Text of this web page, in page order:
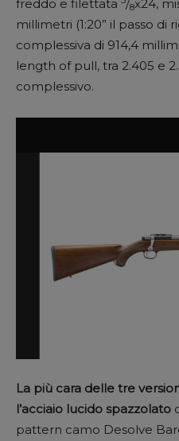
freddo e filettata /8x24,
millimetri (1:20” il passo di
complessiva di 914,4
length of pull, tra 2.405 e
complessivo.
La più cara delle tre
l’acciaio lucido spazzolato
pattern camo Desolve